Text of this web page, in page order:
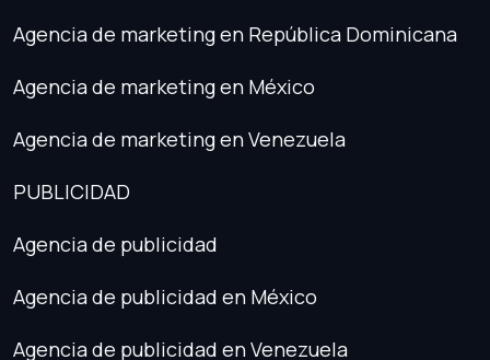
Agencia de marketing en República Dominicana
Agencia de marketing en México
Agencia de marketing en Venezuela
PUBLICIDAD
Agencia de publicidad
Agencia de publicidad en México
Agencia de publicidad en Venezuela